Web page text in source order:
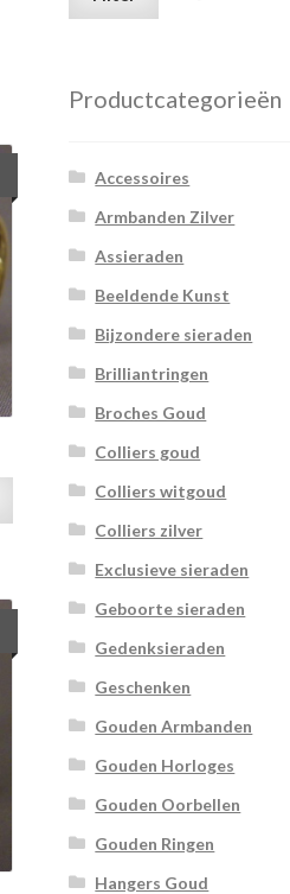
Productcategorieën
Accessoires
Armbanden Zilver
Assieraden
Beeldende Kunst
Bijzondere sieraden
Brilliantringen
Broches Goud
Colliers goud
Colliers witgoud
Colliers zilver
Exclusieve sieraden
Geboorte sieraden
Gedenksieraden
Geschenken
Gouden Armbanden
Gouden Horloges
Gouden Oorbellen
Gouden Ringen
Hangers Goud